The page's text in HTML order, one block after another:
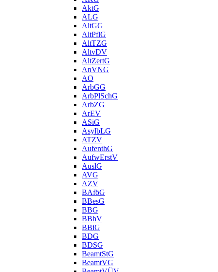
AktG
ALG
AltGG
AltPflG
AltTZG
AltvDV
AltZertG
AnVNG
AO
ArbGG
ArbPlSchG
ArbZG
ArEV
ASiG
AsylbLG
ATZV
AufenthG
AufwErstV
AuslG
AVG
AZV
BAföG
BBesG
BBG
BBhV
BBiG
BDG
BDSG
BeamtStG
BeamtVG